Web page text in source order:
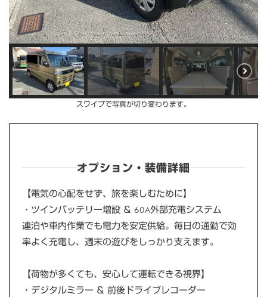
スワイプで写真が切り変わります。
オプション・装備詳細
【電気の心配をせず、旅を楽しむために】
・ツインバッテリー増設 ＆ 60A外部充電システム
連泊や車内作業でも電力を安定供給。毎日の通勤で効
率よく充電し、週末の遊びをしっかり支えます。
【荷物が多くても、安心して運転できる視界】
・デジタルミラー ＆ 前後ドライブレコーダー